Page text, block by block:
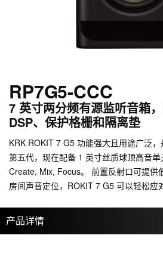
RP7G5-CCC
7 英寸两分频有源监听音箱
DSP、保护格栅和隔离垫
KRK ROKIT 7 G5 功能强大且用途广泛
第五代，现在配备 1 英寸丝质球顶高音单
Create, Mix, Focus。 前置反射口可提供
房间声音定位，ROKIT 7 G5 可以轻松应
产品详情